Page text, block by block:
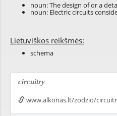
noun: The design of or a
noun: Electric circuits
Lietuviškos reikšmės:
schema
circuitry
www.alkonas.lt/zodzio/